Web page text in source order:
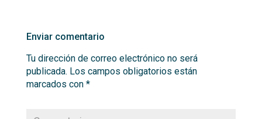
Enviar comentario
Tu dirección de correo electrónico no será
publicada. Los campos obligatorios están
marcados con *